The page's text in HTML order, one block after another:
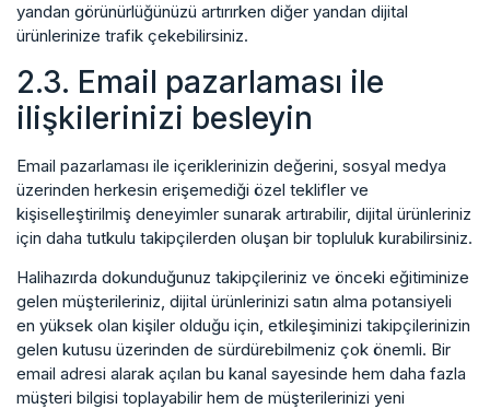
yandan görünürlüğünüzü artırırken diğer yandan dijital
ürünlerinize trafik çekebilirsiniz.
2.3. Email pazarlaması ile
ilişkilerinizi besleyin
Email pazarlaması ile içeriklerinizin değerini, sosyal medya
üzerinden herkesin erişemediği özel teklifler ve
kişiselleştirilmiş deneyimler sunarak artırabilir, dijital ürünleriniz
için daha tutkulu takipçilerden oluşan bir topluluk kurabilirsiniz.
Halihazırda dokunduğunuz takipçileriniz ve önceki eğitiminize
gelen müşterileriniz, dijital ürünlerinizi satın alma potansiyeli
en yüksek olan kişiler olduğu için, etkileşiminizi takipçilerinizin
gelen kutusu üzerinden de sürdürebilmeniz çok önemli. Bir
email adresi alarak açılan bu kanal sayesinde hem daha fazla
müşteri bilgisi toplayabilir hem de müşterilerinizi yeni